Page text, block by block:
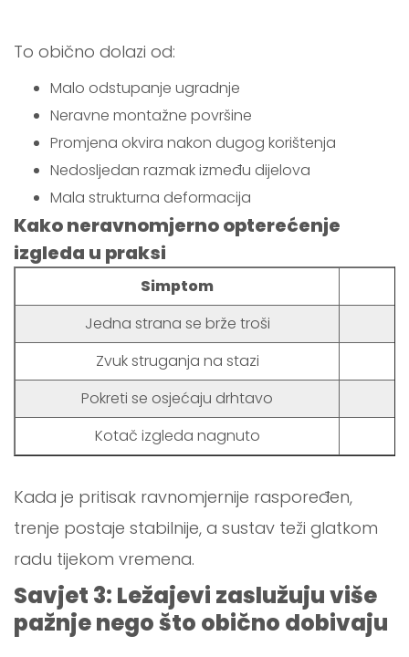
To obično dolazi od:
Malo odstupanje ugradnje
Neravne montažne površine
Promjena okvira nakon dugog korištenja
Nedosljedan razmak između dijelova
Mala strukturna deformacija
Kako neravnomjerno opterećenje
izgleda u praksi
Simptom
Jedna strana se brže troši
Zvuk struganja na stazi
Pokreti se osjećaju drhtavo
Kotač izgleda nagnuto
Kada je pritisak ravnomjernije raspoređen,
trenje postaje stabilnije, a sustav teži glatkom
radu tijekom vremena.
Savjet 3: Ležajevi zaslužuju više
pažnje nego što obično dobivaju